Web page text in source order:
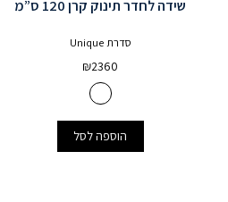
שידה לחדר תינוק קרן 120 ס”מ
סדרת Unique
₪2360
הוספה לסל